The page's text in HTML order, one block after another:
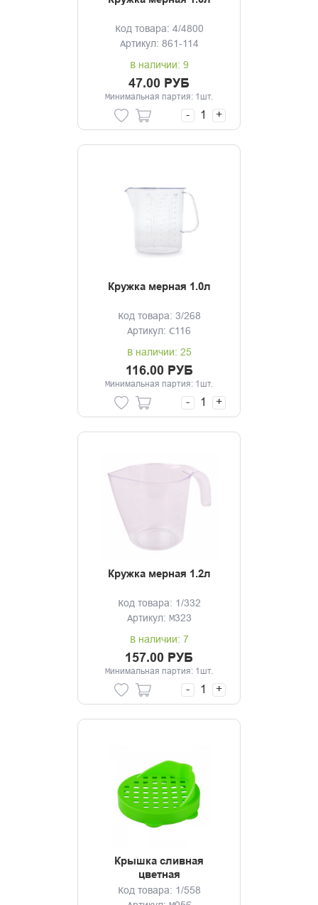
Код товара: 4/4800
Артикул: 861-114
В наличии: 9
47.00 РУБ
Минимальная партия: 1шт.
- +
Кружка мерная 1.0л
Код товара: 3/268
Артикул: С116
В наличии: 25
116.00 РУБ
Минимальная партия: 1шт.
- +
Кружка мерная 1.2л
Код товара: 1/332
Артикул: М323
В наличии: 7
157.00 РУБ
Минимальная партия: 1шт.
- +
Крышка сливная
цветная
Код товара: 1/558